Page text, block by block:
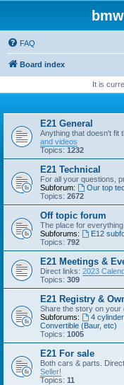
FAQ
Board index
It is
E21 General
Anything that doesn't fit
and videos
Topics: 1232
E21 Technical
For all your questions,
Subforum:
Our top
Topics: 2672
Off topic forum
The place for
Subforums:
E12
Topics: 792
E21 Meetings &
Direct links: 2023
Topics: 309
E21 Registry &
Share the story on your
Subforums:
4 cylinder,
Convertible (Baur, etc)
Topics: 1005
E21 For sale
Both cars & parts.
Seller!
Topics: 11